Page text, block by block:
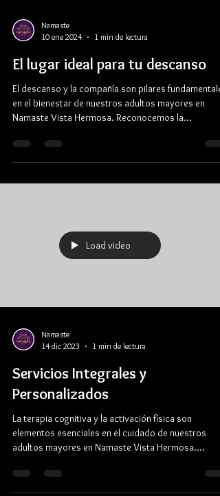
Namaste
10 ene 2024
1 min de lectura
El lugar ideal para tu descanso
El descanso y la compañía son pilares
en el bienestar de nuestros adultos mayores en
Namaste Vista Hermosa. Reconocemos la...
Load video
Namaste
14 dic 2023
1 min de lectura
Servicios Integrales y
Personalizados
La terapia cognitiva y la activación física son
elementos esenciales en el cuidado de nuestros
adultos mayores en Namaste Vista Hermosa....